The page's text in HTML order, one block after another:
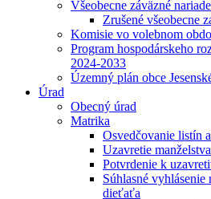
Všeobecne záväzné
Zrušené všeobecne
Komisie vo volebnom
Program hospodárskeho
2024-2033
Územný plán obce
Úrad
Obecný úrad
Matrika
Osvedčovanie listín
Uzavretie manželstva
Potvrdenie k
Súhlasné
dieťaťa